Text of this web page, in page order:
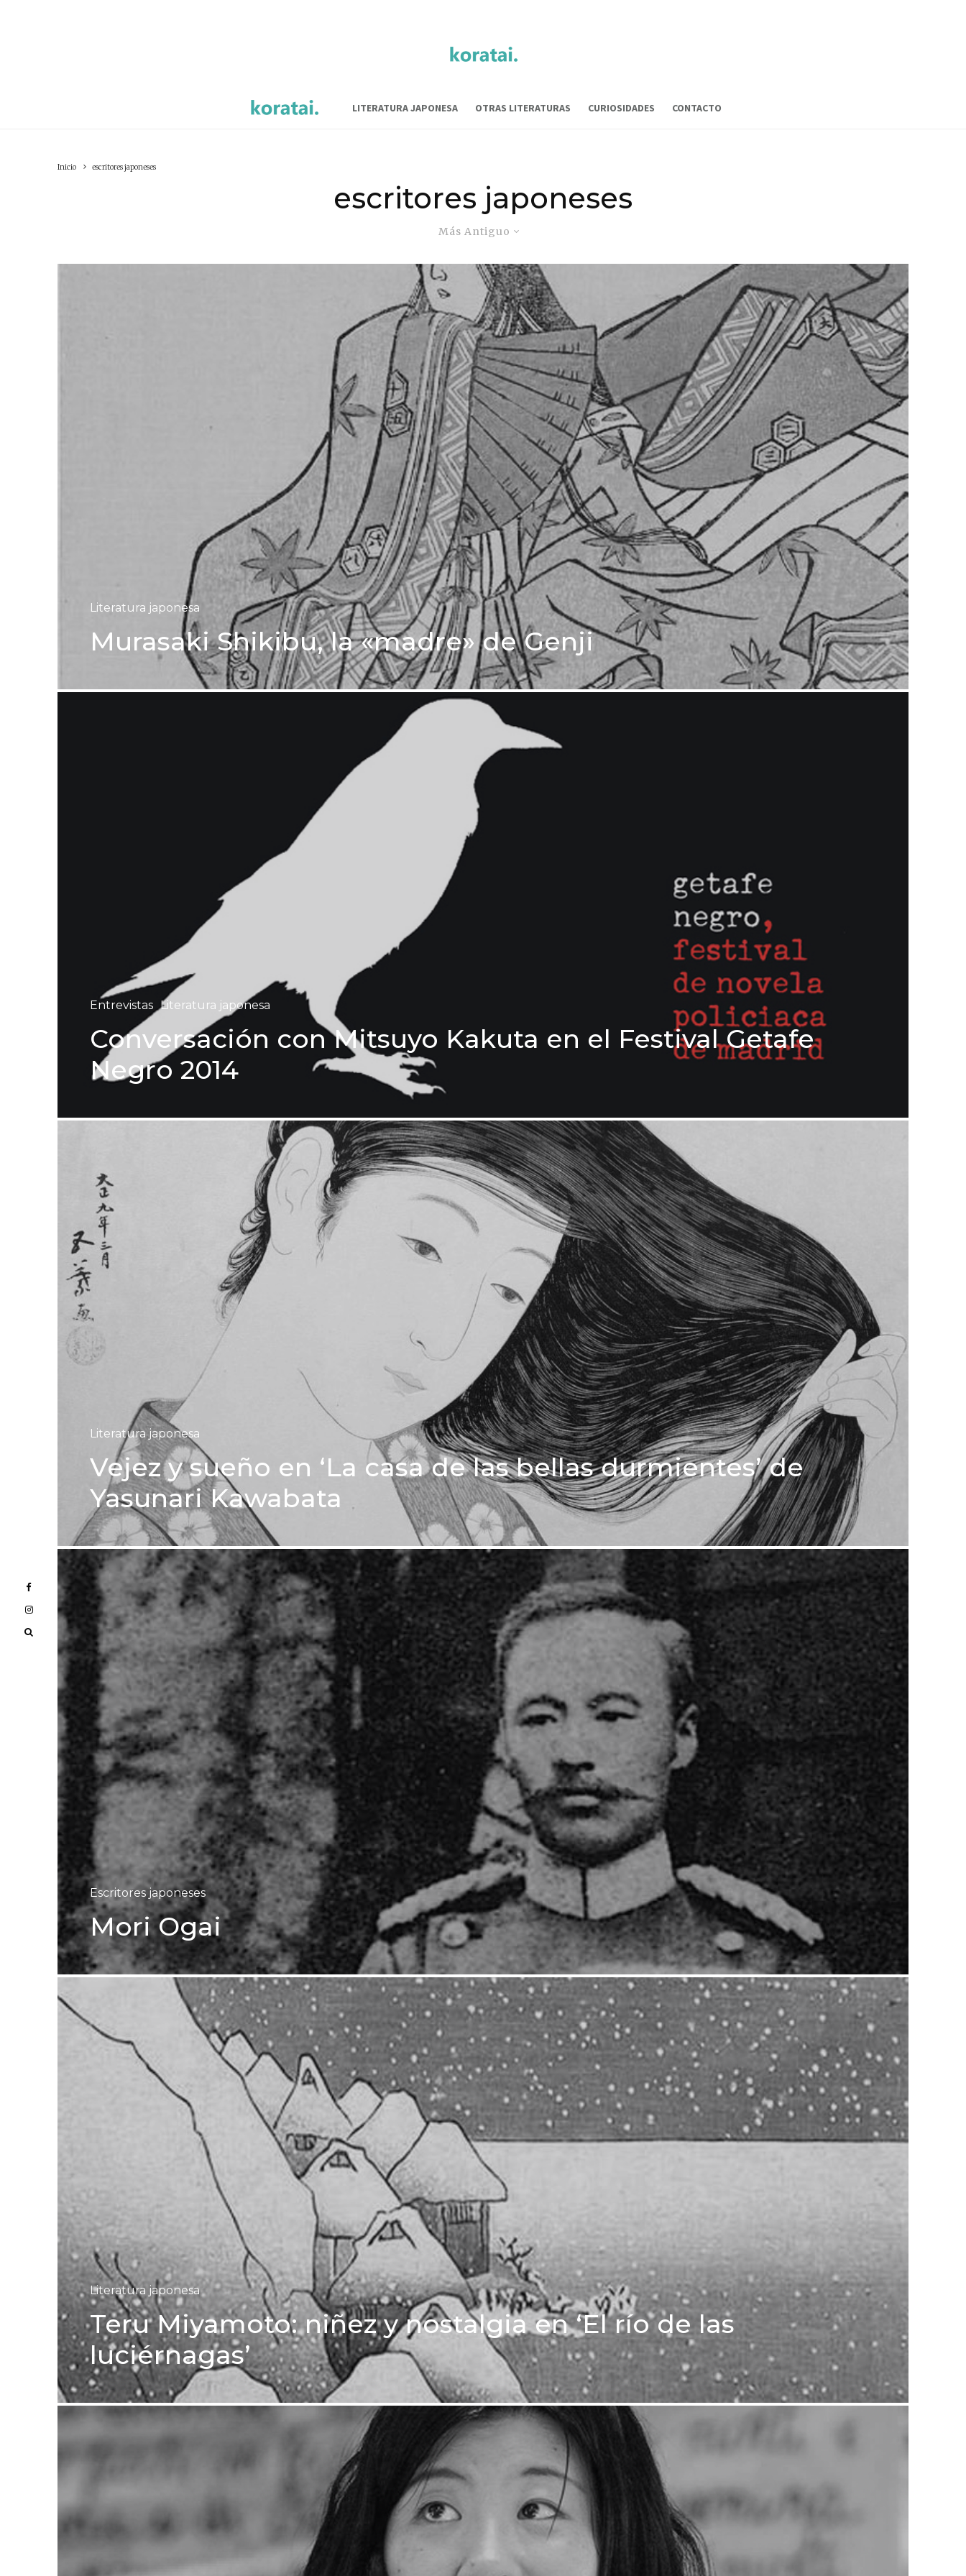
LITERATURA JAPONESA OTRAS LITERATURAS CURIOSIDADES CONTACTO
Inicio escritores japoneses
escritores japoneses
Más Antiguo
Literatura japonesa
Murasaki Shikibu, la «madre» de Genji
Entrevistas Literatura japonesa
Conversación con Mitsuyo Kakuta en el Festival Getafe
Negro 2014
Literatura japonesa
Vejez y sueño en ‘La casa de las bellas durmientes’ de
Yasunari Kawabata
Escritores japoneses
Mori Ogai
Literatura japonesa
Teru Miyamoto: niñez y nostalgia en ‘El río de las
luciérnagas’